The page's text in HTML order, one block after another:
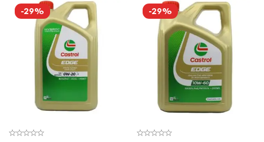
-29% -29%